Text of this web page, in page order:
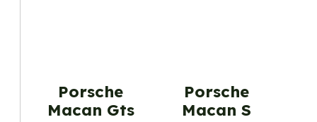
Porsche
Macan Gts
Porsche
Macan S